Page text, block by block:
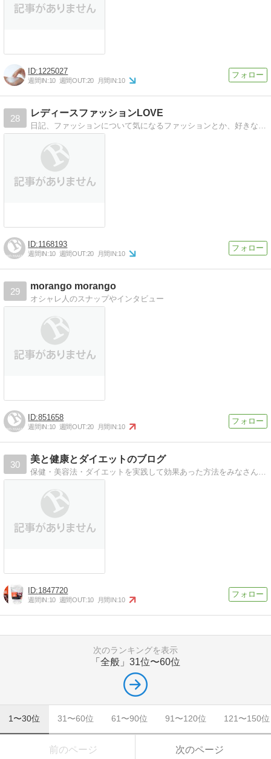
1225027
週間IN:10 週間OUT:20 月間IN:10
28
レディースファッションLOVE
1168193
週間IN:10 週間OUT:20 月間IN:10
29
morango morango
オシャレ人のスナップやインタビュー
851658
週間IN:10 週間OUT:20 月間IN:10
30
美と健康とダイエットのブログ
1847720
週間IN:10 週間OUT:10 月間IN:10
次のランキングを表示
「全般」 31位〜60位
1〜30位 31〜60位 61〜90位 91〜120位 121〜150位
前のページ 次のページ